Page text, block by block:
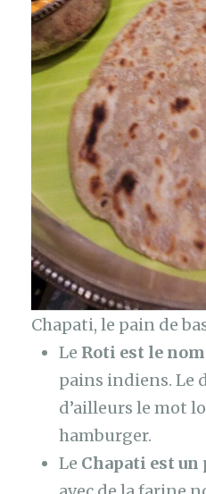
Chapati, le pain de
Le Roti est le
pains indiens. Le
d’ailleurs le mot
hamburger.
Le Chapati est